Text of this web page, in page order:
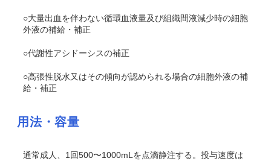
○大量出血を伴わない循環血液量及び組織間液減少時の細胞
外液の補給・補正
○代謝性アシドーシスの補正
○高張性脱水又はその傾向が認められる場合の細胞外液の補
給・補正
用法・容量
通常成人、1回500〜1000mLを点滴静注する。投与速度は